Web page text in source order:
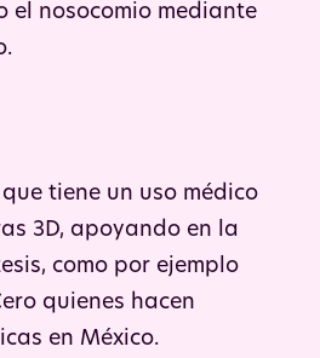
el nosocomio mediante
tiene un uso médico
3D, apoyando en la
como por ejemplo
quienes hacen
en México.